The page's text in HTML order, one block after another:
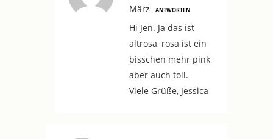
März
ANTWORTEN
Hi Jen. Ja das ist
altrosa, rosa ist ein
bisschen mehr pink
aber auch toll.
Viele Grüße, Jessica